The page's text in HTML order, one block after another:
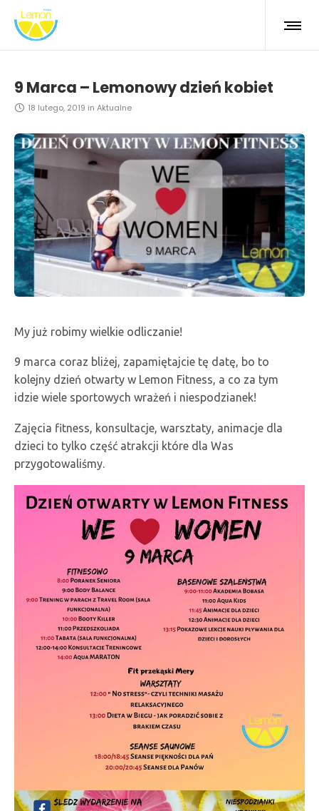
9 Marca – Lemonowy dzień kobiet
18 lutego, 2019 in Aktualne
My już robimy wielkie odliczanie!
9 marca coraz bliżej, zapamiętajcie tę datę, bo to
kolejny dzień otwarty w Lemon Fitness, a co za tym
idzie wiele sportowych wrażeń i niespodzianek!
Zajęcia fitness, konsultacje, warsztaty, animacje dla
dzieci to tylko część atrakcji które dla Was
przygotowaliśmy.